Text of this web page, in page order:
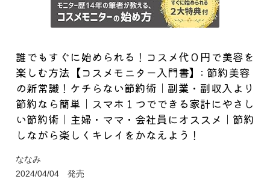
誰でもすぐに始められる！コスメ代０円で美容を
楽しむ方法【コスメモニター入門書】: 節約美容
の新常識！ケチらない節約術｜副業・副収入より
節約なら簡単｜スマホ１つでできる家計にやさし
い節約術｜主婦・ママ・会社員にオススメ｜節約
しながら楽しくキレイをかなえよう！
ななみ
2024/04/04 発売